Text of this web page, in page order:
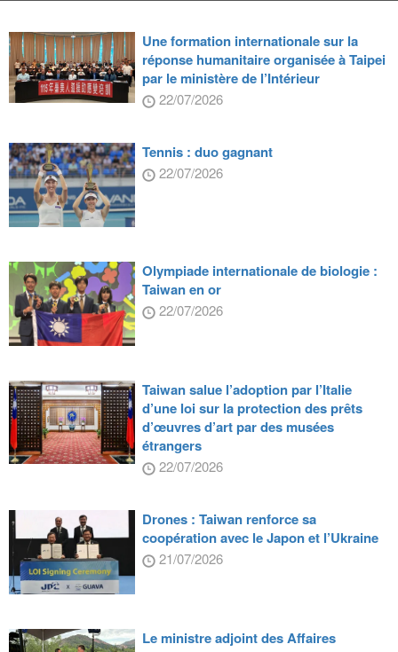
Une formation internationale sur la
réponse humanitaire organisée à Taipei
par le ministère de l’Intérieur
22/07/2026
Tennis : duo gagnant
22/07/2026
Olympiade internationale de biologie :
Taiwan en or
22/07/2026
Taiwan salue l’adoption par l’Italie
d’une loi sur la protection des prêts
d’œuvres d’art par des musées
étrangers
22/07/2026
Drones : Taiwan renforce sa
coopération avec le Japon et l’Ukraine
21/07/2026
Le ministre adjoint des Affaires